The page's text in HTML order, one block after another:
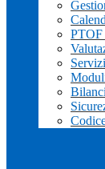
PTOF
Servizi